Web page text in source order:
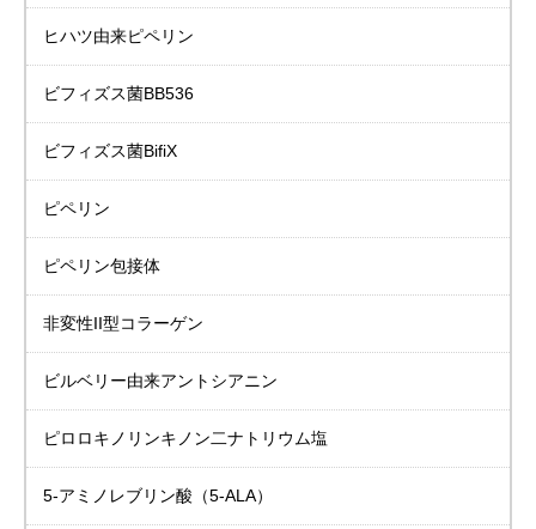
ヒハツ由来ピペリン
ビフィズス菌BB536
ビフィズス菌BifiX
ピペリン
ピペリン包接体
非変性II型コラーゲン
ビルベリー由来アントシアニン
ピロロキノリンキノン二ナトリウム塩
5-アミノレブリン酸 （5-ALA）